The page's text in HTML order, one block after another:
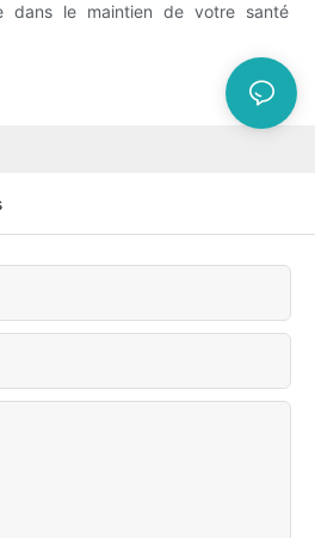
dans le maintien de votre santé